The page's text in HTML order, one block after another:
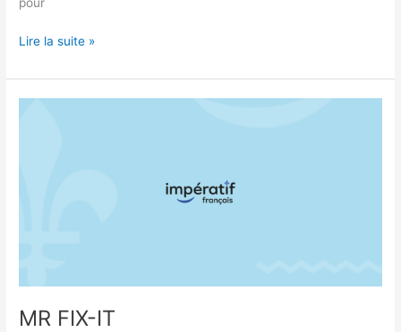
Lire la suite »
MR FIX-IT